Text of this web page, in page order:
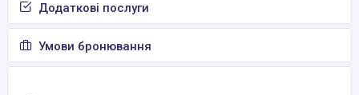
Додаткові послуги
Умови бронювання